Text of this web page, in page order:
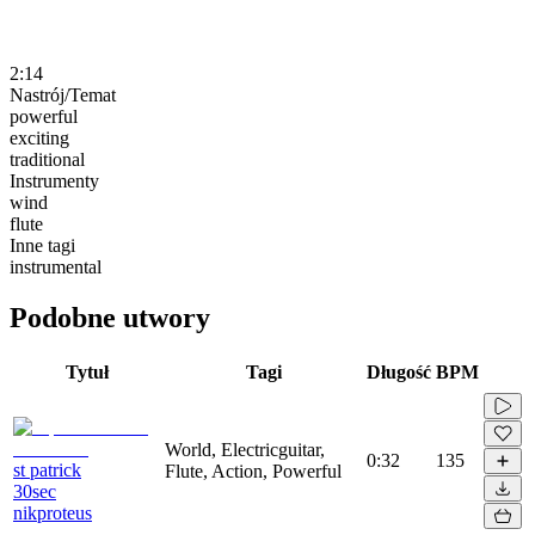
2:14
Nastrój/Temat
powerful
exciting
traditional
Instrumenty
wind
flute
Inne tagi
instrumental
Podobne utwory
Tytuł Tagi Długość BPM
st patrick
30sec
nikproteus
World, Electricguitar,
Flute, Action, Powerful
0:32 135